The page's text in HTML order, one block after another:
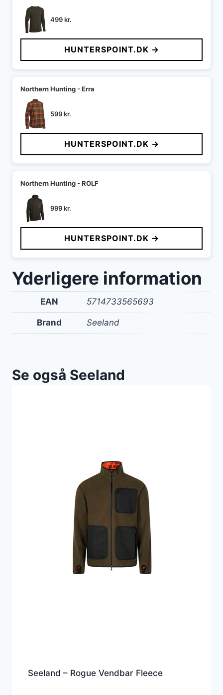
499kr.
HUNTERSPOINT.DK →
Northern Hunting - Erra
599kr.
HUNTERSPOINT.DK →
Northern Hunting - ROLF
999kr.
HUNTERSPOINT.DK →
Yderligere information
EAN 5714733565693
Brand Seeland
Se også Seeland
Seeland – Rogue Vendbar Fleece